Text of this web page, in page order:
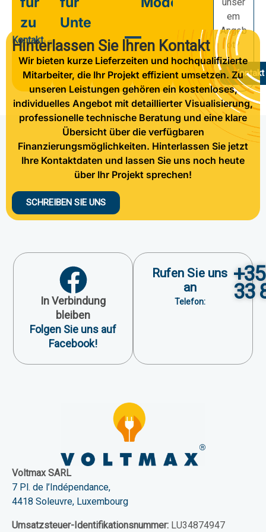
zu
Hause
Unternehmen
unser
em
Angeb
ot?
Kontakt
Kontakt
Hinterlassen Sie Ihren Kontakt
Wir bieten kurze Lieferzeiten und hochqualifizierte
Mitarbeiter, die Ihr Projekt effizient umsetzen. Zu
unseren Leistungen gehören ein kostenloses,
individuelles Angebot mit detaillierter Visualisierung,
professionelle technische Beratung und eine klare
Übersicht über die verfügbaren
Finanzierungsmöglichkeiten. Hinterlassen Sie jetzt
Ihre Kontaktdaten und lassen Sie uns noch heute
über Ihr Projekt sprechen!
SCHREIBEN SIE UNS
In Verbindung
bleiben
Folgen Sie uns auf
Facebook!
Rufen Sie uns
an
Telefon: 33
Voltmax SARL
7 Pl. de l’Indépendance,
4418 Soleuvre, Luxembourg
Umsatzsteuer-Identifikationsnummer: LU34874947